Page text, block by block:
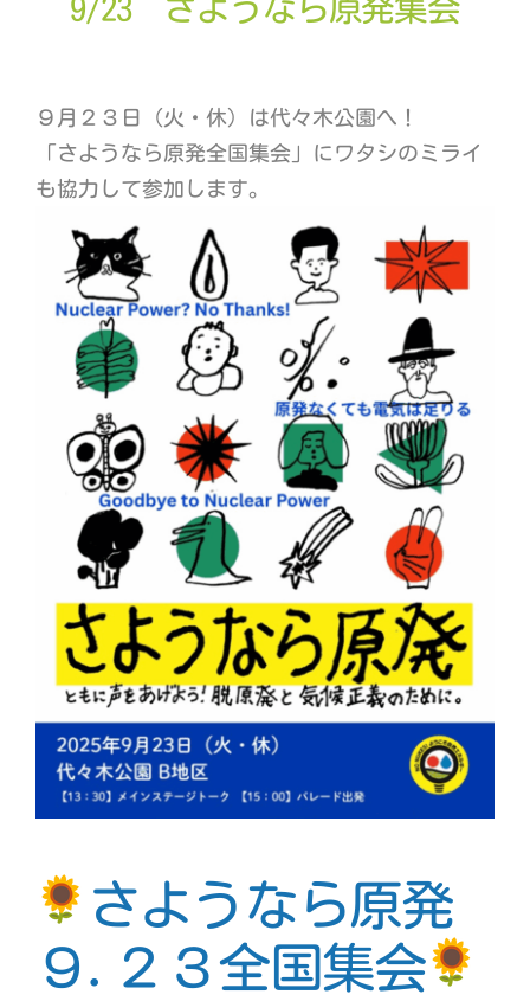
賛同団体
プレスリリース
9/23 さようなら原発集会
９月２３日（火・休）は代々木公園へ！
「さようなら原発全国集会」にワタシのミライ
も協力して参加します。
さようなら原発
９.２３全国集会